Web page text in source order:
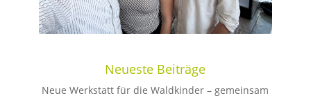
Neueste Beiträge
Neue Werkstatt für die Waldkinder – gemeinsam